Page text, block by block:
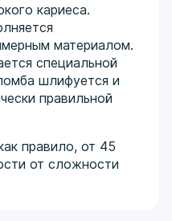
кариеса.
материалом.
специальной
шлифуется и
правильной
правило, от 45
от сложности